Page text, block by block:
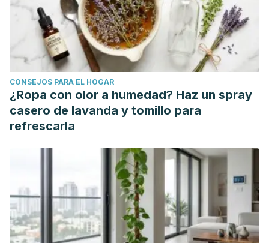
CONSEJOS PARA EL HOGAR
¿Ropa con olor a humedad? Haz un spray
casero de lavanda y tomillo para
refrescarla